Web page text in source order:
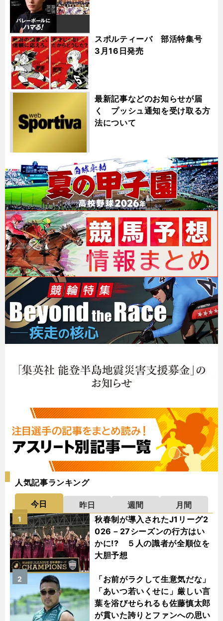
スポルティーバ 部活特集号
3月16日発売
最新記事などのお知らせが届
く プッシュ通知を受け取る方
法について
人気記事ランキング
今日 昨日 週間
月間
秋春制が導入されたJ1リーグ2
026－27シーズンの行方はい
かに!? ５人の識者が全順位を
大胆予想
1
「お前がラクして生意気だな」
「あいつ若いくせに」厳しい言
葉を浴びせられるも佐藤慎太郎
が貫いた誇りとファンへの思い
2